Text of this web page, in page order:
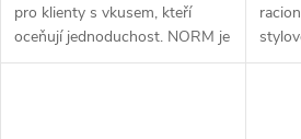
pro klienty s vkusem, kteří
oceňují jednoduchost. NORM je
jednoduchá řada, kde není nic
tvary,